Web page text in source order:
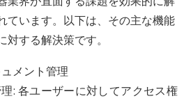
ています。以下は、その主な機能
する解決策です。
メント管理
: 各ユーザーに対してアクセス権